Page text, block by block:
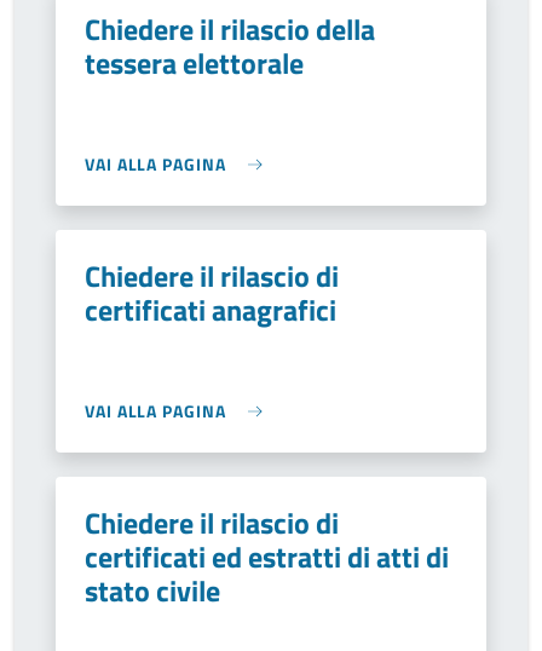
Chiedere il rilascio della
tessera elettorale
VAI ALLA PAGINA
Chiedere il rilascio di
certificati anagrafici
VAI ALLA PAGINA
Chiedere il rilascio di
certificati ed estratti di atti di
stato civile